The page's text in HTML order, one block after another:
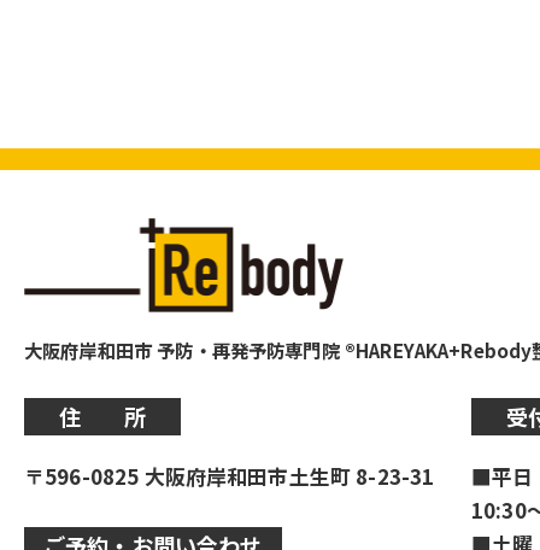
大阪府岸和田市 予防・再発予防専門院 ®HAREYAKA+Rebody
住 所
〒596-0825 大阪府岸和田市土生町 8-23-31
受
■平日
10:30
■土曜